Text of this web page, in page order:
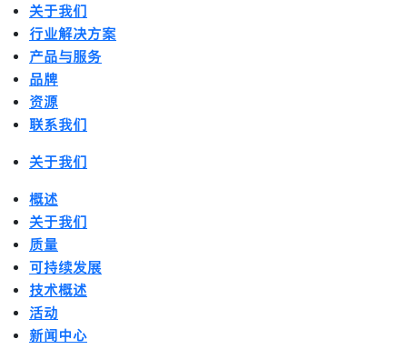
关于我们
行业解决方案
产品与服务
品牌
资源
联系我们
关于我们
概述
关于我们
质量
可持续发展
技术概述
活动
新闻中心